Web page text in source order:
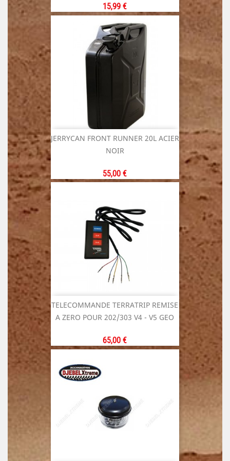
Prix
15,99 €
JERRYCAN FRONT RUNNER 20L ACIER
NOIR
Prix
55,00 €
TELECOMMANDE TERRATRIP REMISE
A ZERO POUR 202/303 V4 - V5 GEO
Prix
65,00 €